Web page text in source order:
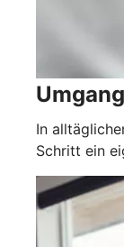
In
Schritt ein